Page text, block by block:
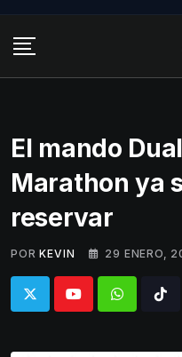
content
El mando
Marathon ya
reservar
POR KEVIN 29 ENERO,
Whatsapp